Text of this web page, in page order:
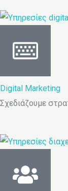
Digital Marketing
Σχεδιάζουμε